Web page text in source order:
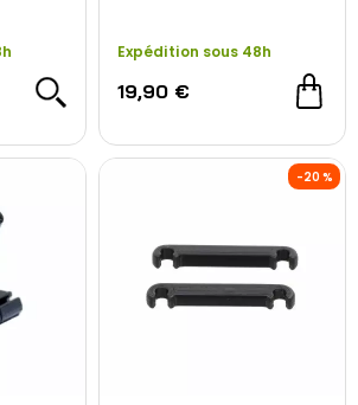
Expédition sous 48h
19,90 €